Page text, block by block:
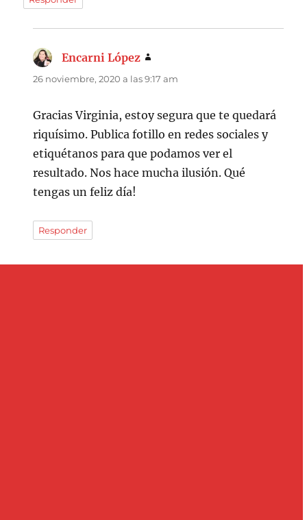
Encarni López
26 noviembre, 2020 a las 9:17 am
Gracias Virginia, estoy segura que te quedará
riquísimo. Publica fotillo en redes sociales y
etiquétanos para que podamos ver el
resultado. Nos hace mucha ilusión. Qué
tengas un feliz día!
Responder